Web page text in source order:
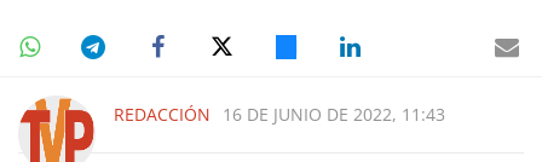
REDACCIÓN 16 DE JUNIO DE 2022, 11:43